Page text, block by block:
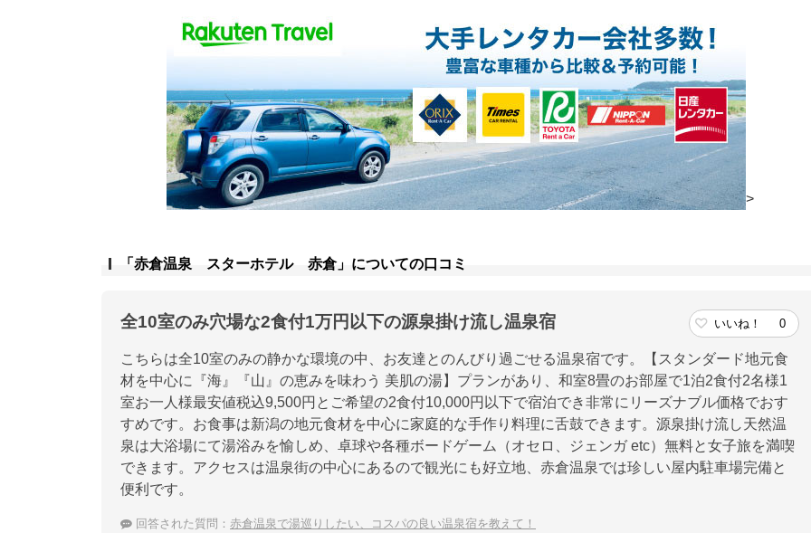
>
「赤倉温泉 スターホテル 赤倉」についての口コミ
全10室のみ穴場な2食付1万円以下の源泉掛け流し温泉宿 いいね！ 0
こちらは全10室のみの静かな環境の中、お友達とのんびり過ごせる温泉宿です。【スタンダード地元食
材を中心に『海』『山』の恵みを味わう 美肌の湯】プランがあり、和室8畳のお部屋で1泊2食付2名様1
室お一人様最安値税込9,500円とご希望の2食付10,000円以下で宿泊でき非常にリーズナブル価格でおす
すめです。お食事は新潟の地元食材を中心に家庭的な手作り料理に舌鼓できます。源泉掛け流し天然温
泉は大浴場にて湯浴みを愉しめ、卓球や各種ボードゲーム（オセロ、ジェンガ etc）無料と女子旅を満喫
できます。アクセスは温泉街の中心にあるので観光にも好立地、赤倉温泉では珍しい屋内駐車場完備と
便利です。
回答された質問： 赤倉温泉で湯巡りしたい、コスパの良い温泉宿を教えて！